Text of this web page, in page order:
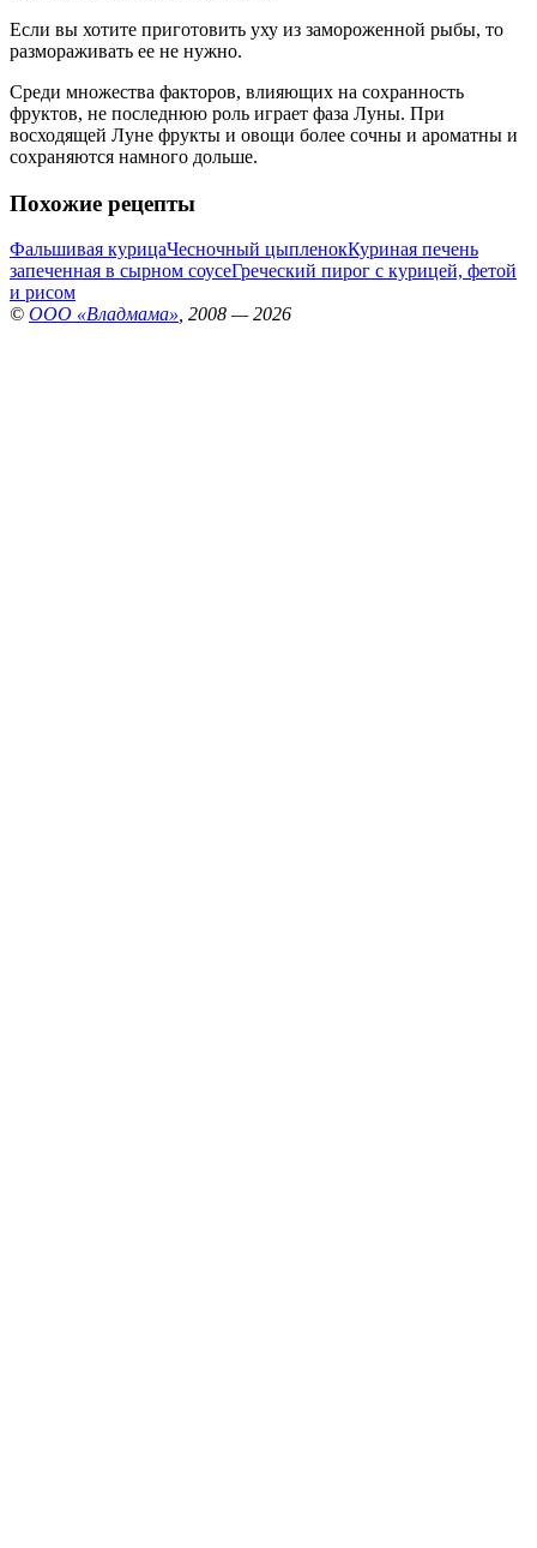
Если вы хотите приготовить уху из замороженной рыбы, то
размораживать ее не нужно.
Среди множества факторов, влияющих на сохранность
фруктов, не последнюю роль играет фаза Луны. При
восходящей Луне фрукты и овощи более сочны и ароматны и
сохраняются намного дольше.
Похожие рецепты
Фальшивая курицаЧесночный цыпленокКуриная печень
запеченная в сырном соусеГреческий пирог с курицей, фетой
и рисом
© ООО «Владмама» , 2008 — 2026